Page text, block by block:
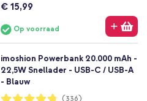
€ 15,99
Op voorraad
imoshion Powerbank 20.000 mAh -
22,5W Snellader - USB-C / USB-A
- Blauw
Waardering:
(336)